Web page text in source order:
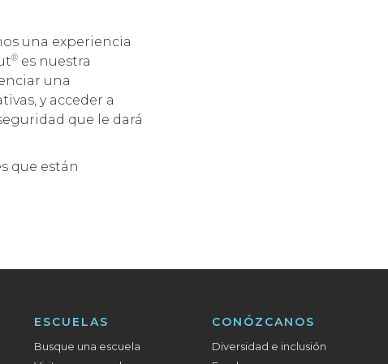
una experiencia
® es nuestra
una
y acceder a
que le dará
que están
ESCUELAS
Busque una escuela
CONÓZCANOS
Diversidad e inclusión